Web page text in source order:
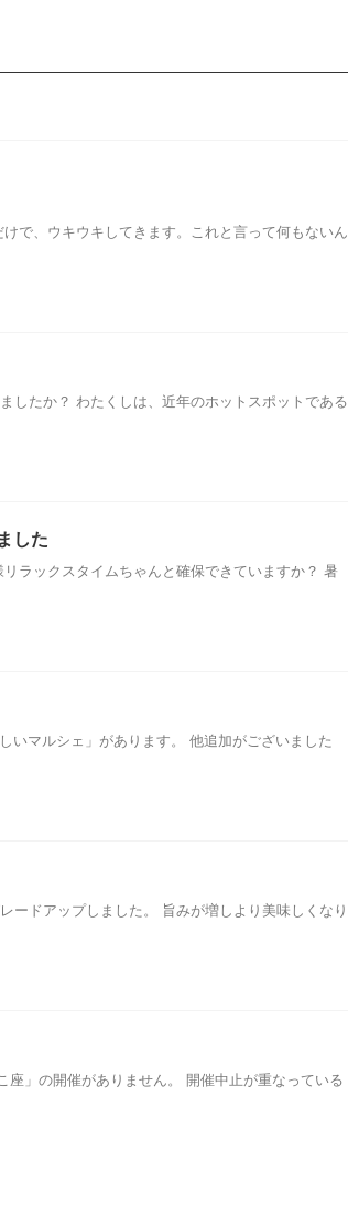
で、ウキウキしてきます。これと言って何もないん
したか？ わたくしは、近年のホットスポットである
した
ラックスタイムちゃんと確保できていますか？ 暑
いマルシェ」があります。 他追加がございました
ードアップしました。 旨みが増しより美味しくなり
」の開催がありません。 開催中止が重なっている